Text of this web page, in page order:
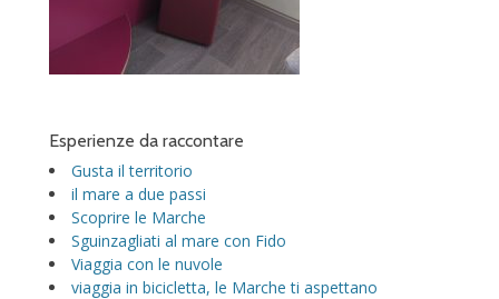
Esperienze da raccontare
Gusta il territorio
il mare a due passi
Scoprire le Marche
Sguinzagliati al mare con Fido
Viaggia con le nuvole
viaggia in bicicletta, le Marche ti aspettano